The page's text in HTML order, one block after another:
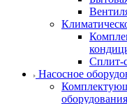
Сплит-
Насосное
оборудования